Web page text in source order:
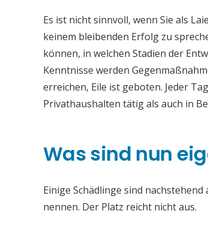
Es ist nicht sinnvoll, wenn Sie als
keinem bleibenden Erfolg zu
können, in welchen Stadien der
Kenntnisse werden
erreichen, Eile ist geboten. Jeder
Privathaushalten tätig als auch in
Was sind nun
Einige Schädlinge sind
nennen. Der Platz reicht nicht aus.